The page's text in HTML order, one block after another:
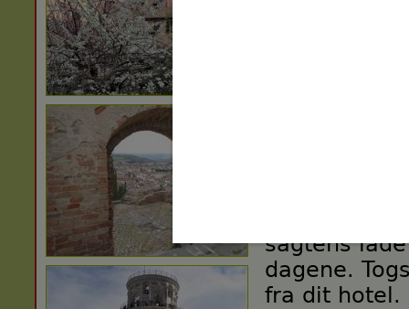
sagtens
dagene.
fra dit hotel.